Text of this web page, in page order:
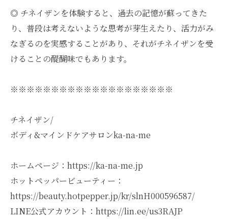
◎ チネイザンを体験すると、過去の記憶が蘇ってきた
り、普段は考えないような思考が芽生えたり、活力がみ
なぎるのを実感することがあり、それがチネイザンを受
けることの醍醐味でもあります。
※※※※※※※※※※※※※※※※※※※※
チネイザン/
ボディ&マインドケアサロンka-na-me
ホームページ：https://ka-na-me.jp
ホットペッパービューティー：
https://beauty.hotpepper.jp/kr/slnH000596587/
LINE公式アカウント：https://lin.ee/us3RAJP